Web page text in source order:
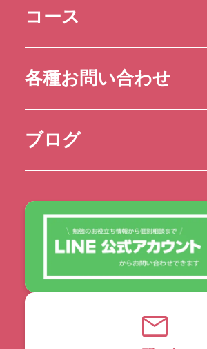
コース
各種お問い合わせ
ブログ